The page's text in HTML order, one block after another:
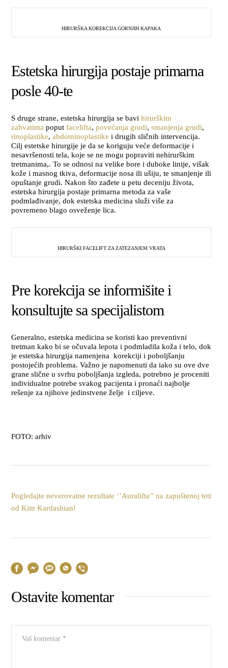
HIRURŠKA KOREKCIJA GORNJIH KAPAKA
Estetska hirurgija postaje primarna
posle 40-te
S druge strane, estetska hirurgija se bavi hirurškim
zahvatima poput facelifta, povećanja grudi, smanjenja grudi,
rinoplastike, abdominoplastike i drugih sličnih intervencija.
Cilj estetske hirurgije je da se koriguju veće deformacije i
nesavršenosti tela, koje se ne mogu popraviti nehirurškim
tretmanima,. To se odnosi na velike bore i duboke linije, višak
kože i masnog tkiva, deformacije nosa ili ušiju, te smanjenje ili
opuštanje grudi. Nakon što zađete u petu deceniju života,
estetska hirurgija postaje primarna metoda za vaše
podmlađivanje, dok estetska medicina služi više za
povremeno blago osveženje lica.
HIRURŠKI FACELIFT ZA ZATEZANJEM VRATA
Pre korekcija se informišite i
konsultujte sa specijalistom
Generalno, estetska medicina se koristi kao preventivni
tretman kako bi se očuvala lepota i podmladila koža i telo, dok
je estetska hirurgija namenjena korekciji i poboljšanju
postojećih problema. Važno je napomenuti da iako su ove dve
grane slične u svrhu poboljšanja izgleda, potrebno je proceniti
individualne potrebe svakog pacijenta i pronaći najbolje
rešenje za njihove jedinstvene želje i ciljeve.
FOTO: arhiv
Pogledajte neverovatne rezultate ‘’Auralifta’’ na zapuštenoj teti
od Kim Kardashian!
Ostavite komentar